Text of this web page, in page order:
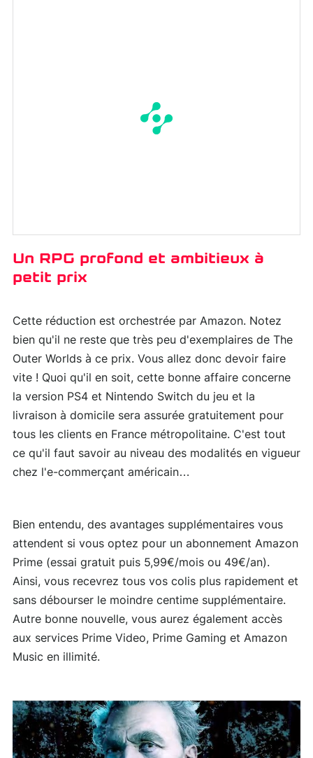
Un RPG profond et ambitieux à
petit prix
Cette réduction est orchestrée par Amazon. Notez
bien qu'il ne reste que très peu d'exemplaires de The
Outer Worlds à ce prix. Vous allez donc devoir faire
vite ! Quoi qu'il en soit, cette bonne affaire concerne
la version PS4 et Nintendo Switch du jeu et la
livraison à domicile sera assurée gratuitement pour
tous les clients en France métropolitaine. C'est tout
ce qu'il faut savoir au niveau des modalités en vigueur
chez l'e-commerçant américain…
Bien entendu, des avantages supplémentaires vous
attendent si vous optez pour un abonnement Amazon
Prime (essai gratuit puis 5,99€/mois ou 49€/an).
Ainsi, vous recevrez tous vos colis plus rapidement et
sans débourser le moindre centime supplémentaire.
Autre bonne nouvelle, vous aurez également accès
aux services Prime Video, Prime Gaming et Amazon
Music en illimité.